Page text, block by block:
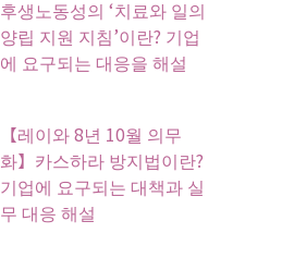
후생노동성의 ‘치료와 일의
양립 지원 지침’이란? 기업
에 요구되는 대응을 해설
【레이와 8년 10월 의무
화】카스하라 방지법이란?
기업에 요구되는 대책과 실
무 대응 해설